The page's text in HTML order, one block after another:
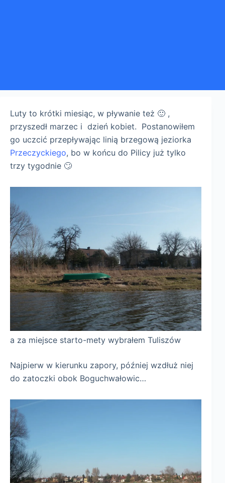
Luty to krótki miesiąc, w pływanie też 🙂 ,
przyszedł marzec i dzień kobiet. Postanowiłem
go uczcić przepływając linią brzegową jeziorka
Przeczyckiego, bo w końcu do Pilicy już tylko
trzy tygodnie 🙄
a za miejsce starto-mety wybrałem Tuliszów
Najpierw w kierunku zapory, później wzdłuż niej
do zatoczki obok Boguchwałowic…